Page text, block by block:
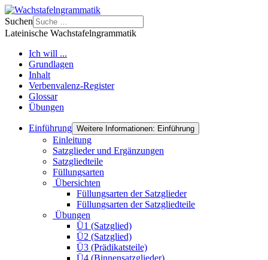
Suchen
Lateinische Wachstafelngrammatik
Ich will ...
Grundlagen
Inhalt
Verbenvalenz-Register
Glossar
Übungen
Einführung Weitere Informationen: Einführung
Einleitung
Satzglieder und Ergänzungen
Satzgliedteile
Füllungsarten
Übersichten
Füllungsarten der Satzglieder
Füllungsarten der Satzgliedteile
Übungen
Ü1 (Satzglied)
Ü2 (Satzglied)
Ü3 (Prädikatsteile)
Ü4 (Binnensatzglieder)